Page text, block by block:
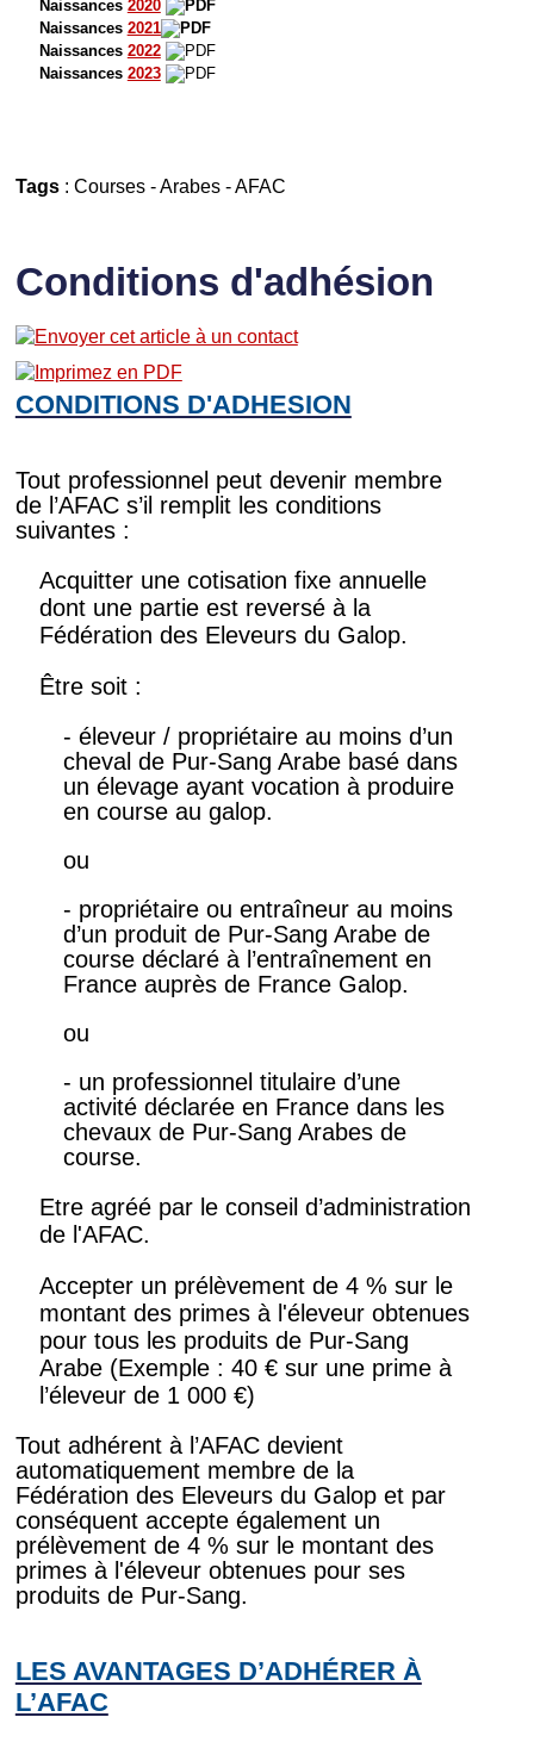
Naissances 2020
Naissances 2021
Naissances 2022
Naissances 2023
Tags: Courses-Arabes-AFAC
Conditions d'adhésion
CONDITIONS D'ADHESION
Tout professionnel peut devenir membre
de l’AFAC s’il remplit les conditions
suivantes :
Acquitter une cotisation fixe annuelle
dont une partie est reversé à la
Fédération des Eleveurs du Galop.
Être soit :
- éleveur / propriétaire au moins d’un
cheval de Pur-Sang Arabe basé dans
un élevage ayant vocation à produire
en course au galop.
ou
- propriétaire ou entraîneur au moins
d’un produit de Pur-Sang Arabe de
course déclaré à l’entraînement en
France auprès de France Galop.
ou
- un professionnel titulaire d’une
activité déclarée en France dans les
chevaux de Pur-Sang Arabes de
course.
Etre agréé par le conseil d’administration
de l'AFAC.
Accepter un prélèvement de 4 % sur le
montant des primes à l'éleveur obtenues
pour tous les produits de Pur-Sang
Arabe (Exemple : 40 € sur une prime à
l’éleveur de 1 000 €)
Tout adhérent à l’AFAC devient
automatiquement membre de la
Fédération des Eleveurs du Galop et par
conséquent accepte également un
prélèvement de 4 % sur le montant des
primes à l'éleveur obtenues pour ses
produits de Pur-Sang.
LES AVANTAGES D’ADHÉRER À
L’AFAC